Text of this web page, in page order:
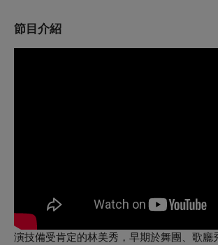
節目介紹
演技備受肯定的林美秀，早期於舞團、歌廳